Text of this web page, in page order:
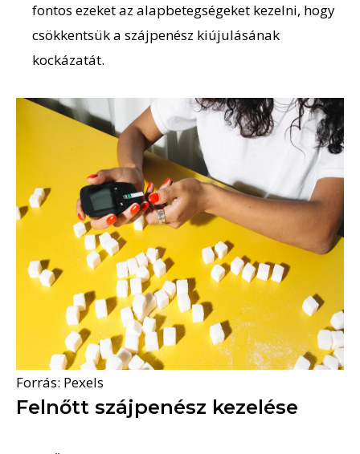
fontos ezeket az alapbetegségeket kezelni, hogy
csökkentsük a szájpenész kiújulásának
kockázatát.
Forrás: Pexels
Felnőtt szájpenész kezelése